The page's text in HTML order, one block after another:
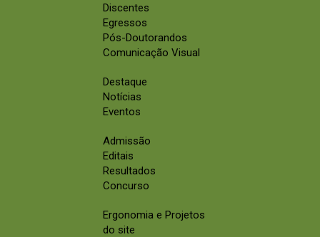
Discentes
Egressos
Pós-Doutorandos
Comunicação Visual
Destaque
Notícias
Eventos
Admissão
Editais
Resultados
Concurso
Ergonomia e Projetos
do site